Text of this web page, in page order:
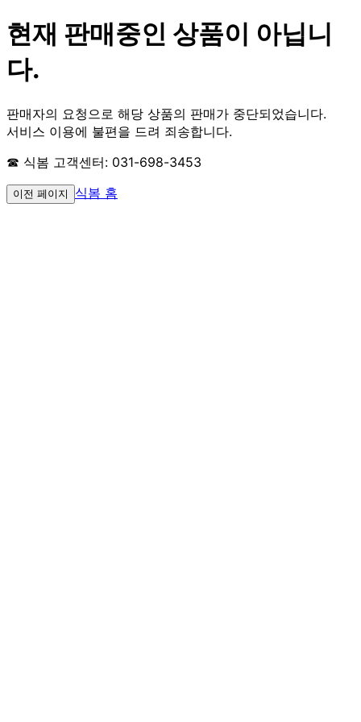
현재 판매중인 상품이 아닙니
다.
판매자의 요청으로 해당 상품의 판매가 중단되었습니다.
서비스 이용에 불편을 드려 죄송합니다.
☎ 식봄 고객센터: 031-698-3453
이전 페이지 식봄 홈